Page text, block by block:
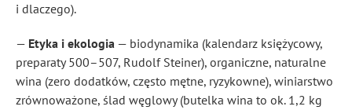
i dlaczego).
— Etyka i ekologia — biodynamika (kalendarz księżycowy,
preparaty 500–507, Rudolf Steiner), organiczne, naturalne
wina (zero dodatków, często mętne, ryzykowne), winiarstwo
zrównoważone, ślad węglowy (butelka wina to ok. 1,2 kg